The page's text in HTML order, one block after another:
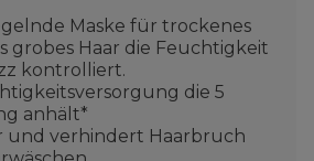
Maske für trockenes
grobes Haar die Feuchtigkeit
kontrolliert.
die 5
anhält*
und verhindert Haarbruch